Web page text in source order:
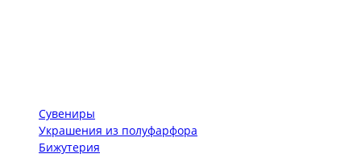
Сувениры
Украшения из полуфарфора
Бижутерия